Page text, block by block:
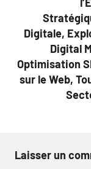
Digitale,
Digital
Optimisation
sur le Web,
Laisser un